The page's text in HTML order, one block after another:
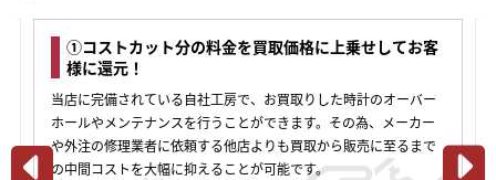
①コストカット分の料金を買取価格に上乗せしてお客
様に還元！
当店に完備されている自社工房で、お買取りした時計のオーバー
ホールやメンテナンスを行うことができます。その為、メーカー
や外注の修理業者に依頼する他店よりも買取から販売に至るまで
の中間コストを大幅に抑えることが可能です。